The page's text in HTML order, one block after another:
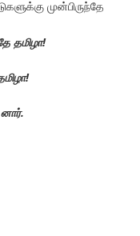
முன்பிருந்தே
தமிழா!